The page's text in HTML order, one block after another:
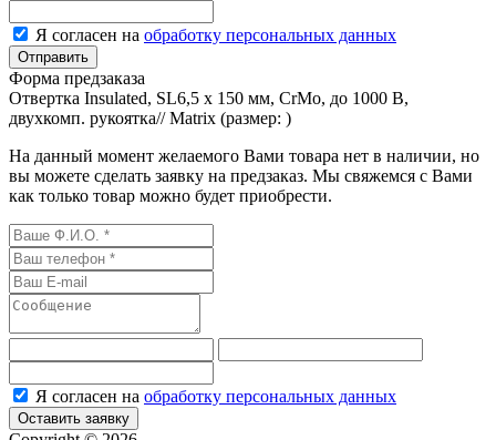
Я согласен на обработку персональных данных
Форма предзаказа
Отвертка Insulated, SL6,5 x 150 мм, CrMo, до 1000 В,
двухкомп. рукоятка// Matrix (размер: )
На данный момент желаемого Вами товара нет в наличии, но
вы можете сделать заявку на предзаказ. Мы свяжемся с Вами
как только товар можно будет приобрести.
Я согласен на обработку персональных данных
Оставить заявку